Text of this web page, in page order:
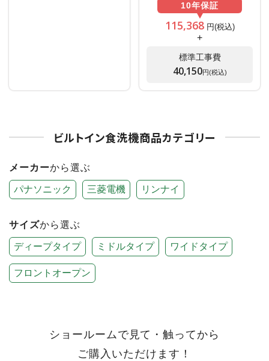
10年保証
115,368円(税込)
+
標準工事費
40,150円(税込)
ビルトイン食洗機商品カテゴリー
メーカーから選ぶ
パナソニック 三菱電機 リンナイ
サイズから選ぶ
ディープタイプ ミドルタイプ ワイドタイプ
フロントオープン
ショールームで見て・触ってから
ご購入いただけます！